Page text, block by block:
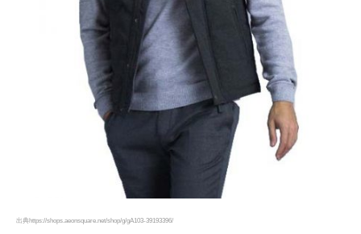
出典https://shops.aeonsquare.net/shop/g/gA103-39193396/